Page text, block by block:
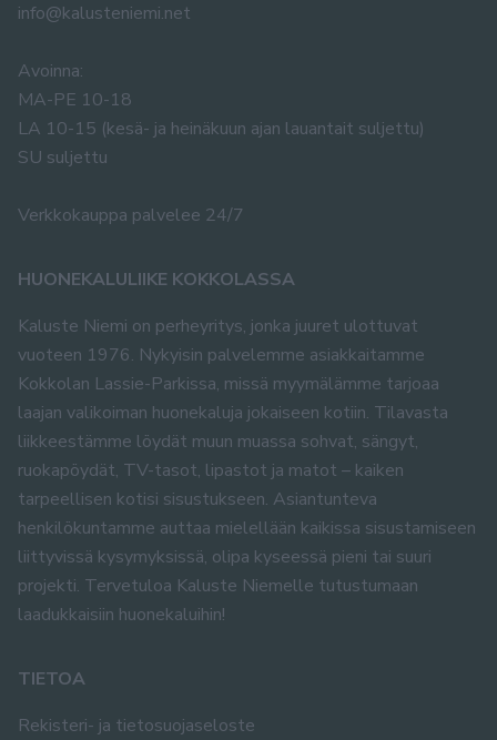
info@kalusteniemi.net
Avoinna:
MA-PE 10-18
LA 10-15 (kesä- ja heinäkuun ajan lauantait suljettu)
SU suljettu
Verkkokauppa palvelee 24/7
HUONEKALULIIKE KOKKOLASSA
Kaluste Niemi on perheyritys, jonka juuret ulottuvat
vuoteen 1976. Nykyisin palvelemme asiakkaitamme
Kokkolan Lassie-Parkissa, missä myymälämme tarjoaa
laajan valikoiman huonekaluja jokaiseen kotiin. Tilavasta
liikkeestämme löydät muun muassa sohvat, sängyt,
ruokapöydät, TV-tasot, lipastot ja matot – kaiken
tarpeellisen kotisi sisustukseen. Asiantunteva
henkilökuntamme auttaa mielellään kaikissa sisustamiseen
liittyvissä kysymyksissä, olipa kyseessä pieni tai suuri
projekti. Tervetuloa Kaluste Niemelle tutustumaan
laadukkaisiin huonekaluihin!
TIETOA
Rekisteri- ja tietosuojaseloste